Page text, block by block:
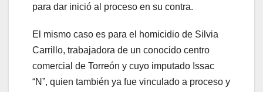
para dar inició al proceso en su contra.
El mismo caso es para el homicidio de Silvia
Carrillo, trabajadora de un conocido centro
comercial de Torreón y cuyo imputado Issac
“N”, quien también ya fue vinculado a proceso y